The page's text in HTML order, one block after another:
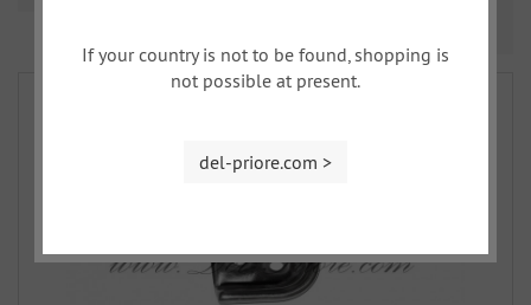
If your country is not to be found, shopping is
not possible at present.
del-priore.com >